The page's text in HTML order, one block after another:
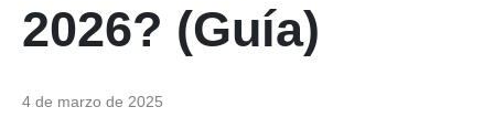
2026? (Guía)
4 de marzo de 2025